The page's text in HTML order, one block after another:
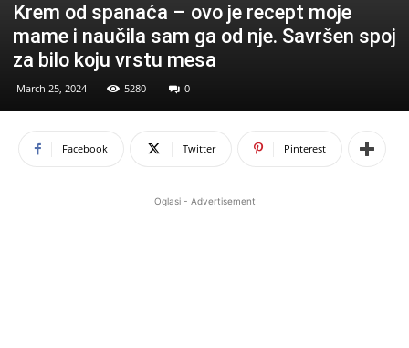
Krem od spanaća – ovo je recept moje
mame i naučila sam ga od nje. Savršen spoj
za bilo koju vrstu mesa
March 25, 2024 5280 0
Facebook Twitter Pinterest
Oglasi - Advertisement